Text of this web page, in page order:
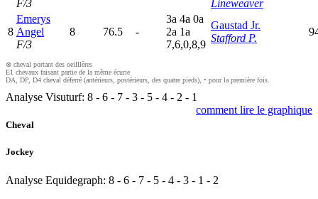
F/3
Lineweaver
8
Emerys
Angel
F/3
8 76.5 -
3a 4a 0a
2a 1a
7,6,0,8,9
Gaustad Jr.
Stafford P.
⊗ cheval portant des oeilllères
E1 chevaux faisant partie de la même écurie
DA, DP, D4 cheval déferré (antérieurs, postérieurs, des quatre pieds), • pour la première fois.
Analyse Visuturf: 8 - 6 - 7 - 3 - 5 - 4 - 2 - 1
comment lire le graphique
Cheval
Jockey
Analyse Equidegraph: 8 - 6 - 7 - 5 - 4 - 3 - 1 - 2